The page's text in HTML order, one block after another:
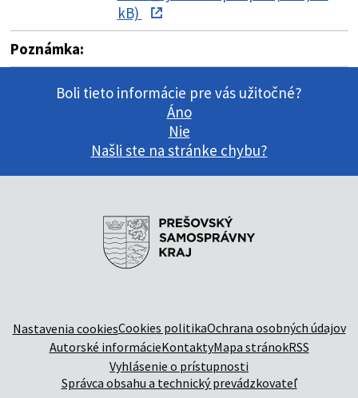
kB)
Poznámka:
Boli tieto informácie pre vás užitočné?
Áno
Nie
Našli ste na stránke chybu?
Nastavenia cookiesCookies politikaOchrana osobných údajov
Autorské informácieKontaktyMapa stránokRSS
Vyhlásenie o prístupnosti
Správca obsahu a technický prevádzkovateľ